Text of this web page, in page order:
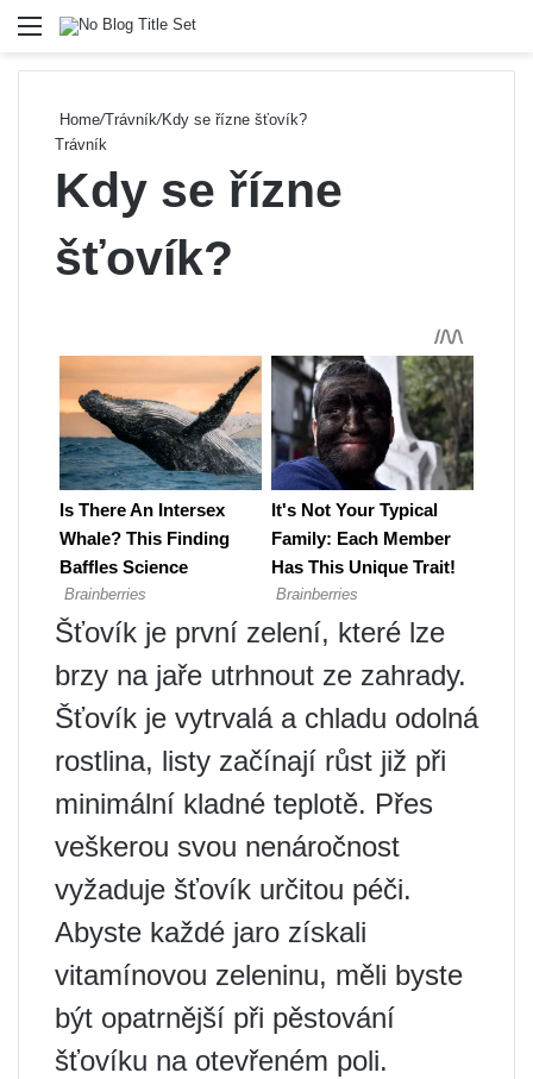
Menu
Home/Trávník/Kdy se řízne šťovík?
Trávník
Kdy se řízne
šťovík?
Šťovík je první zelení, které lze
brzy na jaře utrhnout ze zahrady.
Šťovík je vytrvalá a chladu odolná
rostlina, listy začínají růst již při
minimální kladné teplotě. Přes
veškerou svou nenáročnost
vyžaduje šťovík určitou péči.
Abyste každé jaro získali
vitamínovou zeleninu, měli byste
být opatrnější při pěstování
šťovíku na otevřeném poli.